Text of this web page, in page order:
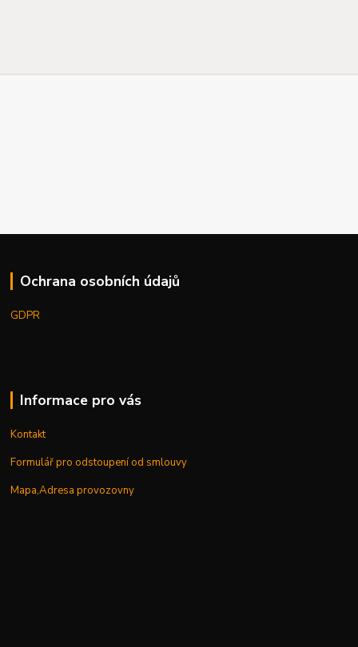
Ochrana osobních údajů
GDPR
Informace pro vás
Kontakt
Formulář pro odstoupení od smlouvy
Mapa,Adresa provozovny